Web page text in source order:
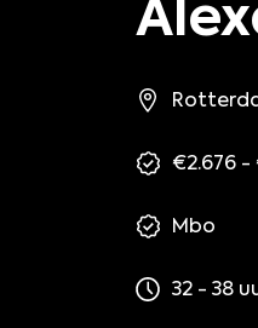
€2.676 -
Mbo
32 - 38